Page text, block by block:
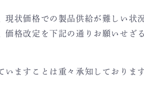
現状価格での製品供給が難しい状
格改定を下記の通りお願いせざ
ますことは重々承知しておりま